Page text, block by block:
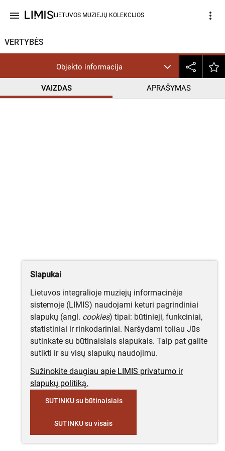
menu LIETUVOS MUZIEJŲ KOLEKCIJOS more_vert
VERTYBĖS
Objekto informacija
VAIZDAS APRAŠYMAS
Slapukai
Lietuvos integralioje muziejų informacinėje
sistemoje (LIMIS) naudojami keturi pagrindiniai
slapukų (angl. cookies) tipai: būtinieji, funkciniai,
statistiniai ir rinkodariniai. Naršydami toliau Jūs
sutinkate su būtinaisiais slapukais. Taip pat galite
sutikti ir su visų slapukų naudojimu.
Sužinokite daugiau apie LIMIS privatumo ir
slapukų politiką.
SUTINKU su būtinaisiais
SUTINKU su visais